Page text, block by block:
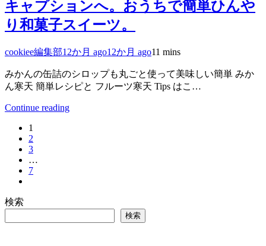
キャプションへ。おうちで簡単ひんや
り和菓子スイーツ。
cookiee編集部12か月 ago12か月 ago11 mins
みかんの缶詰のシロップも丸ごと使って美味しい簡単 みか
ん寒天 簡単レシピと フルーツ寒天 Tips はこ…
Continue reading
1
2
3
…
7
検索
検索